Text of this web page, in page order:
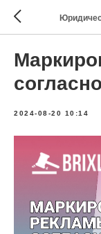
2024-08-20 10:14